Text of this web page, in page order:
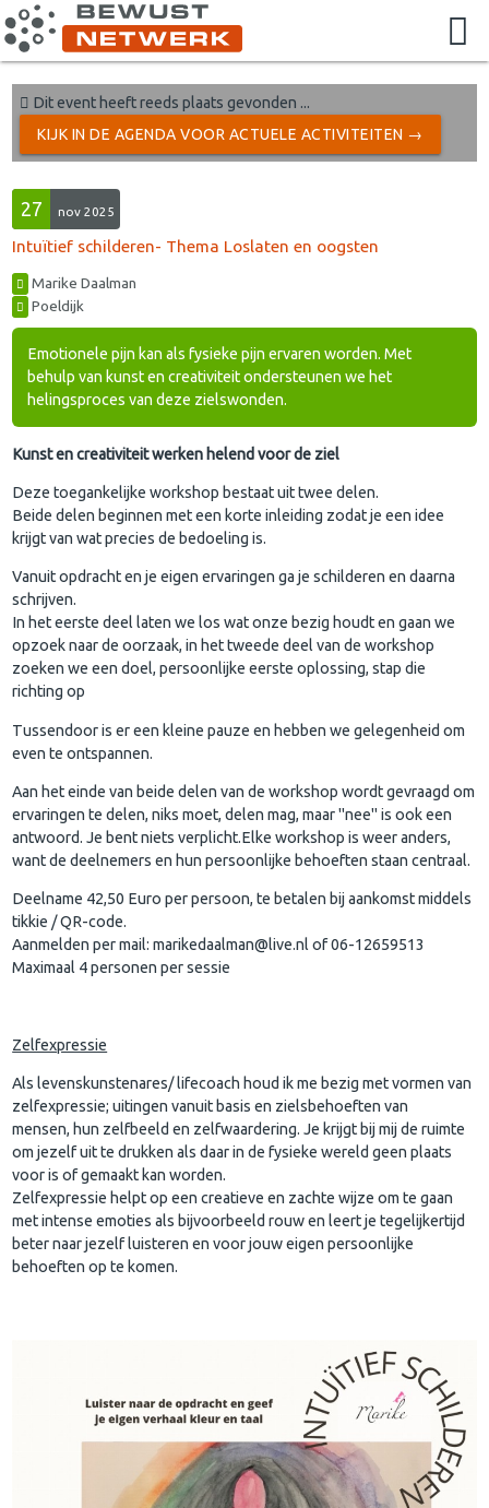
Dit event heeft reeds plaats gevonden ...
KIJK IN DE AGENDA VOOR ACTUELE ACTIVITEITEN →
27 nov 2025
Intuïtief schilderen- Thema Loslaten en oogsten
Marike Daalman
Poeldijk
Emotionele pijn kan als fysieke pijn ervaren worden. Met
behulp van kunst en creativiteit ondersteunen we het
helingsproces van deze zielswonden.
Kunst en creativiteit werken helend voor de ziel
Deze toegankelijke workshop bestaat uit twee delen.
Beide delen beginnen met een korte inleiding zodat je een idee
krijgt van wat precies de bedoeling is.
Vanuit opdracht en je eigen ervaringen ga je schilderen en daarna
schrijven.
In het eerste deel laten we los wat onze bezig houdt en gaan we
opzoek naar de oorzaak, in het tweede deel van de workshop
zoeken we een doel, persoonlijke eerste oplossing, stap die
richting op
Tussendoor is er een kleine pauze en hebben we gelegenheid om
even te ontspannen.
Aan het einde van beide delen van de workshop wordt gevraagd om
ervaringen te delen, niks moet, delen mag, maar "nee" is ook een
antwoord. Je bent niets verplicht.Elke workshop is weer anders,
want de deelnemers en hun persoonlijke behoeften staan centraal.
Deelname 42,50 Euro per persoon, te betalen bij aankomst middels
tikkie / QR-code.
Aanmelden per mail: marikedaalman@live.nl of 06-12659513
Maximaal 4 personen per sessie
Zelfexpressie
Als levenskunstenares/ lifecoach houd ik me bezig met vormen van
zelfexpressie; uitingen vanuit basis en zielsbehoeften van
mensen, hun zelfbeeld en zelfwaardering. Je krijgt bij mij de ruimte
om jezelf uit te drukken als daar in de fysieke wereld geen plaats
voor is of gemaakt kan worden.
Zelfexpressie helpt op een creatieve en zachte wijze om te gaan
met intense emoties als bijvoorbeeld rouw en leert je tegelijkertijd
beter naar jezelf luisteren en voor jouw eigen persoonlijke
behoeften op te komen.